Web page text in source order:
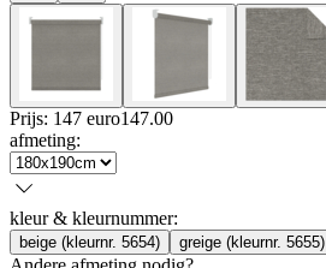
Prijs: 147 euro147.00
afmeting:
kleur & kleurnummer:
beige (kleurnr. 5654) greige (kleurnr. 5655)